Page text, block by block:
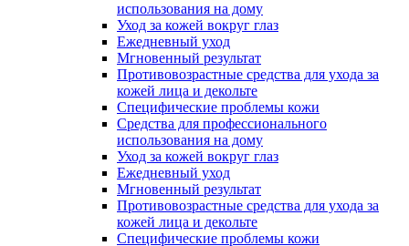
использования на дому
Уход за кожей вокруг глаз
Ежедневный уход
Мгновенный результат
Противовозрастные средства для ухода за
кожей лица и декольте
Специфические проблемы кожи
Средства для профессионального
использования на дому
Уход за кожей вокруг глаз
Ежедневный уход
Мгновенный результат
Противовозрастные средства для ухода за
кожей лица и декольте
Специфические проблемы кожи